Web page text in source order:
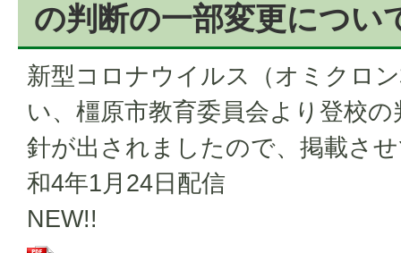
の判断の一部変更につい
新型コロナウイルス（オミクロ
い、橿原市教育委員会より登校
針が出されましたので、掲載さ
和4年1月24日配信
NEW!!